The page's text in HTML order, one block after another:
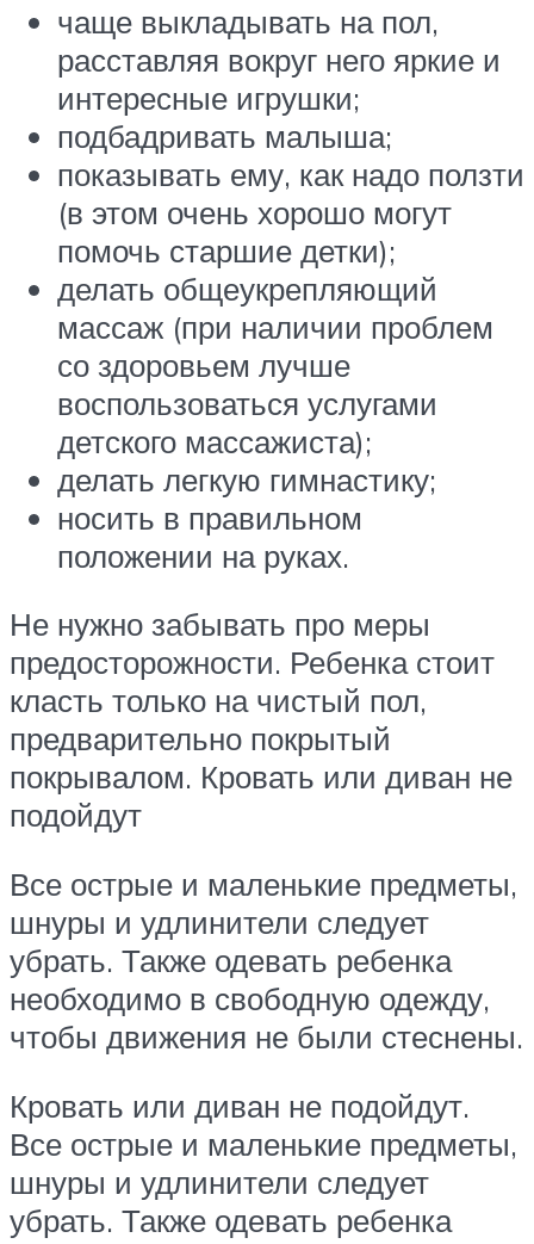
чаще выкладывать на пол,
расставляя вокруг него яркие и
интересные игрушки;
подбадривать малыша;
показывать ему, как надо ползти
(в этом очень хорошо могут
помочь старшие детки);
делать общеукрепляющий
массаж (при наличии проблем
со здоровьем лучше
воспользоваться услугами
детского массажиста);
делать легкую гимнастику;
носить в правильном
положении на руках.
Не нужно забывать про меры
предосторожности. Ребенка стоит
класть только на чистый пол,
предварительно покрытый
покрывалом. Кровать или диван не
подойдут
Все острые и маленькие предметы,
шнуры и удлинители следует
убрать. Также одевать ребенка
необходимо в свободную одежду,
чтобы движения не были стеснены.
Кровать или диван не подойдут.
Все острые и маленькие предметы,
шнуры и удлинители следует
убрать. Также одевать ребенка